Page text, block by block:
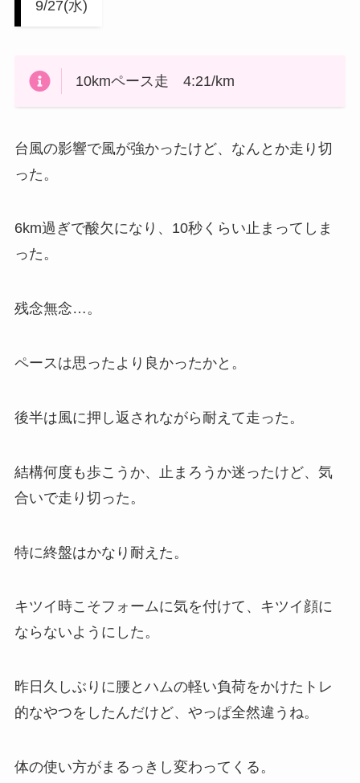
9/27(水)
10kmペース走 4:21/km
台風の影響で風が強かったけど、なんとか走り切
った。
6km過ぎで酸欠になり、10秒くらい止まってしま
った。
残念無念…。
ペースは思ったより良かったかと。
後半は風に押し返されながら耐えて走った。
結構何度も歩こうか、止まろうか迷ったけど、気
合いで走り切った。
特に終盤はかなり耐えた。
キツイ時こそフォームに気を付けて、キツイ顔に
ならないようにした。
昨日久しぶりに腰とハムの軽い負荷をかけたトレ
的なやつをしたんだけど、やっぱ全然違うね。
体の使い方がまるっきし変わってくる。